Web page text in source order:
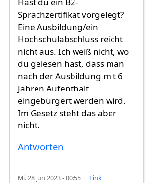
Ich brauche eure Hilfe
Sprachzertifikat vorgelegt?
Eine Ausbildung/ein
Hochschulabschluss reicht
nicht aus. Ich weiß nicht, wo
du gelesen hast, dass man
nach der Ausbildung mit 6
Jahren Aufenthalt
eingebürgert werden wird.
Im Gesetz steht das aber
nicht.
Antworten
Mi. 28 Jun 2023 - 00:55 Link